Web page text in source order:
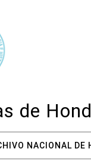
de
NACIONAL DE